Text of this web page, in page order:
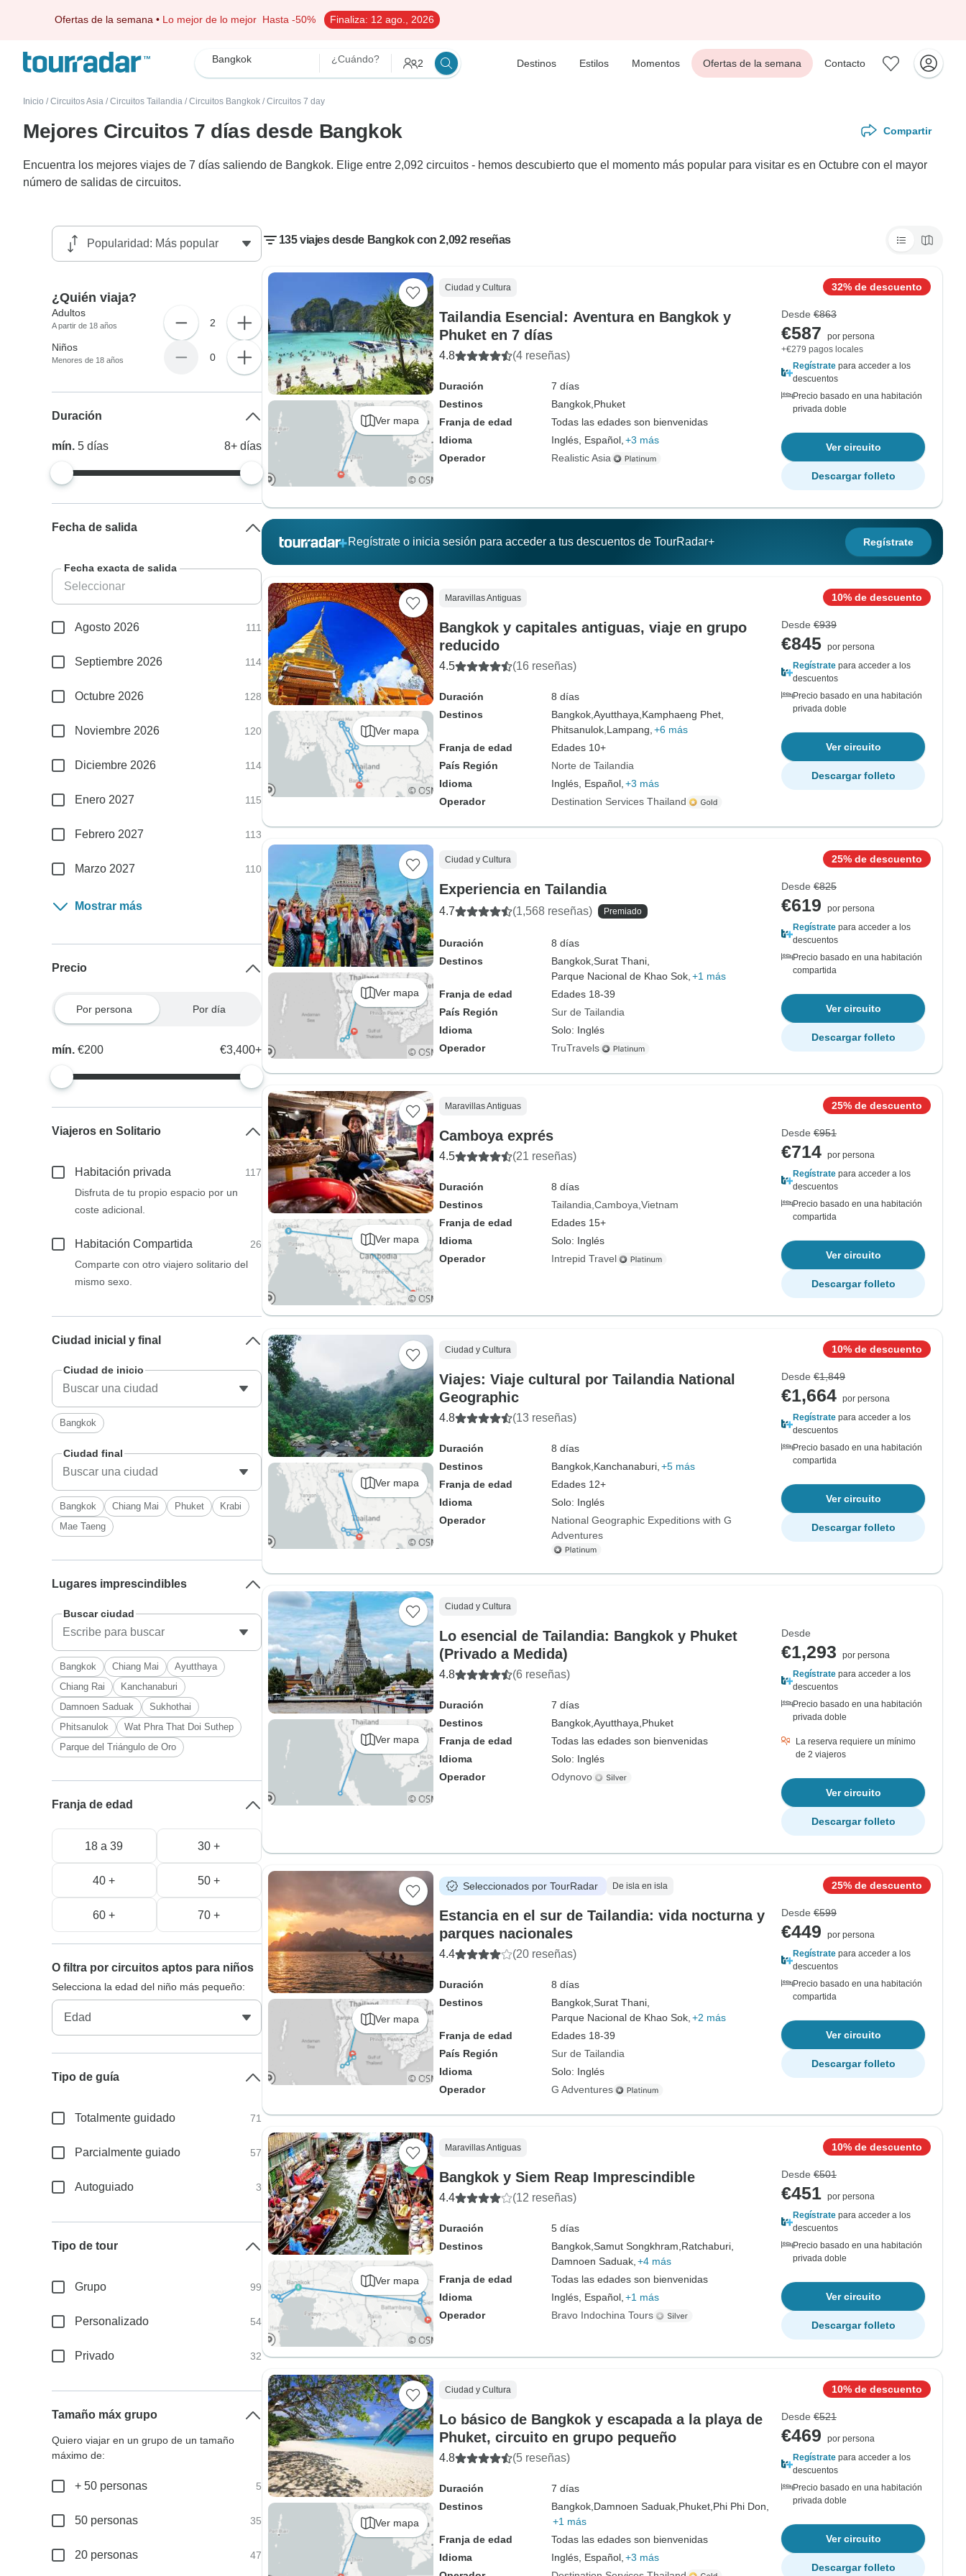
Ofertas de la semana • Lo mejor de lo mejor Hasta -50% Finaliza: 12 ago., 2026
Bangkok ¿Cuándo? 2 Destinos Estilos Momentos Ofertas de la semana Contacto
Inicio / Circuitos Asia / Circuitos Tailandia / Circuitos Bangkok / Circuitos 7 day
Mejores Circuitos 7 días desde Bangkok Compartir
Encuentra los mejores viajes de 7 días saliendo de Bangkok. Elige entre 2,092 circuitos - hemos descubierto que el momento más popular para visitar es en Octubre con el mayor
número de salidas de circuitos.
135 viajes desde Bangkok con 2,092 reseñas
Ver mapa
Ciudad y Cultura
Tailandia Esencial: Aventura en Bangkok y
Phuket en 7 días
4.8 (4 reseñas)
Duración
7 días
Destinos
Bangkok, Phuket
Franja de edad
Todas las edades son bienvenidas
Idioma
Inglés, Español, +3 más
Operador
Realistic Asia
32% de descuento
Desde €863
€587
por persona
+€279 pagos locales
Regístrate para acceder a los
descuentos
Precio basado en una habitación
privada doble
Ver circuito
Descargar folleto
Regístrate o inicia sesión para acceder a tus descuentos de TourRadar+ Regístrate
Ver mapa
Maravillas Antiguas
Bangkok y capitales antiguas, viaje en grupo
reducido
4.5 (16 reseñas)
Duración
8 días
Destinos
Bangkok, Ayutthaya, Kamphaeng Phet,
Phitsanulok, Lampang, +6 más
Franja de edad
Edades 10+
País Región
Norte de Tailandia
Idioma
Inglés, Español, +3 más
Operador
Destination Services Thailand
10% de descuento
Desde €939
€845 por persona
Regístrate para acceder a los
descuentos
Precio basado en una habitación
privada doble
Ver circuito
Descargar folleto
Ver mapa
Ciudad y Cultura
Experiencia en Tailandia
4.7 (1,568 reseñas) Premiado
Duración
8 días
Destinos
Bangkok, Surat Thani,
Parque Nacional de Khao Sok, +1 más
Franja de edad
Edades 18-39
País Región
Sur de Tailandia
Idioma
Solo: Inglés
Operador
TruTravels
25% de descuento
Desde €825
€619
por persona
Regístrate para acceder a los
descuentos
Precio basado en una habitación
compartida
Ver circuito
Descargar folleto
Ver mapa
Maravillas Antiguas
Camboya exprés
4.5 (21 reseñas)
Duración
8 días
Destinos
Tailandia Camboya Vietnam
Franja de edad
Edades 15+
Idioma
Solo: Inglés
Operador
Intrepid Travel
25% de descuento
Desde €951
€714 por persona
Regístrate para acceder a los
descuentos
Precio basado en una habitación
compartida
Ver circuito
Descargar folleto
Ver mapa
Ciudad y Cultura
Viajes: Viaje cultural por Tailandia National
Geographic
4.8 (13 reseñas)
Duración
8 días
Destinos
Bangkok, Kanchanaburi, +5 más
Franja de edad
Edades 12+
Idioma
Solo: Inglés
Operador
National Geographic Expeditions with G
Adventures
10% de descuento
Desde €1,849
€1,664 por persona
Regístrate para acceder a los
descuentos
Precio basado en una habitación
compartida
Ver circuito
Descargar folleto
Ver mapa
Ciudad y Cultura
Lo esencial de Tailandia: Bangkok y Phuket
(Privado a Medida)
4.8 (6 reseñas)
Duración
7 días
Destinos
Bangkok, Ayutthaya, Phuket
Franja de edad
Todas las edades son bienvenidas
Idioma
Solo: Inglés
Operador
Odynovo
Desde
€1,293
por persona
Regístrate para acceder a los
descuentos
Precio basado en una habitación
privada doble
La reserva requiere un mínimo
de 2 viajeros
Ver circuito
Descargar folleto
Ver mapa
Seleccionados por TourRadar De isla en isla
Estancia en el sur de Tailandia: vida nocturna y
parques nacionales
4.4 (20 reseñas)
Duración
8 días
Destinos
Bangkok, Surat Thani,
Parque Nacional de Khao Sok, +2 más
Franja de edad
Edades 18-39
País Región
Sur de Tailandia
Idioma
Solo: Inglés
Operador
G Adventures
25% de descuento
Desde €599
€449
por persona
Regístrate para acceder a los
descuentos
Precio basado en una habitación
compartida
Ver circuito
Descargar folleto
Ver mapa
Maravillas Antiguas
Bangkok y Siem Reap Imprescindible
4.4 (12 reseñas)
Duración
5 días
Destinos
Bangkok, Samut Songkhram, Ratchaburi,
Damnoen Saduak, +4 más
Franja de edad
Todas las edades son bienvenidas
Idioma
Inglés, Español, +1 más
Operador
Bravo Indochina Tours
10% de descuento
Desde €501
€451 por persona
Regístrate para acceder a los
descuentos
Precio basado en una habitación
privada doble
Ver circuito
Descargar folleto
Ver mapa
Ciudad y Cultura
Lo básico de Bangkok y escapada a la playa de
Phuket, circuito en grupo pequeño
4.8 (5 reseñas)
Duración
7 días
Destinos
Bangkok, Damnoen Saduak, Phuket, Phi Phi Don,
+1 más
Franja de edad
Todas las edades son bienvenidas
Idioma
Inglés, Español, +3 más
10% de descuento
Desde €521
€469
por persona
Regístrate para acceder a los
descuentos
Precio basado en una habitación
privada doble
Ver circuito
Descargar folleto
¿Quién viaja?
Adultos
A partir de 18 años 2
Niños
Menores de 18 años 0
Duración
mín.5días 8+ días
Fecha de salida
Fecha exacta de salida
Agosto 2026 111
Septiembre 2026 114
Octubre 2026 128
Noviembre 2026 120
Diciembre 2026 114
Enero 2027 115
Febrero 2027 113
Marzo 2027 110
Mostrar más
Precio
Por persona Por día
mín.€200 €3,400+
Viajeros en Solitario
Habitación privada
117
Disfruta de tu propio espacio por un
coste adicional.
Habitación Compartida
26
Comparte con otro viajero solitario del
mismo sexo.
Ciudad inicial y final
Ciudad de inicio
Bangkok
Ciudad final
Bangkok Chiang Mai Phuket
Krabi
Mae Taeng
Lugares imprescindibles
Buscar ciudad
Bangkok Chiang Mai
Ayutthaya
Chiang Rai
Kanchanaburi
Damnoen Saduak
Sukhothai
Phitsanulok
Wat Phra That Doi Suthep
Parque del Triángulo de Oro
Franja de edad
18 a 39 30 +
40 + 50 +
60 + 70 +
O filtra por circuitos aptos para niños
Selecciona la edad del niño más pequeño:
Tipo de guía
Totalmente guidado 71
Parcialmente guiado 57
Autoguiado 3
Tipo de tour
Grupo 99
Personalizado 54
Privado 32
Tamaño máx grupo
Quiero viajar en un grupo de un tamaño
máximo de:
+ 50 personas 5
50 personas 35
20 personas 47